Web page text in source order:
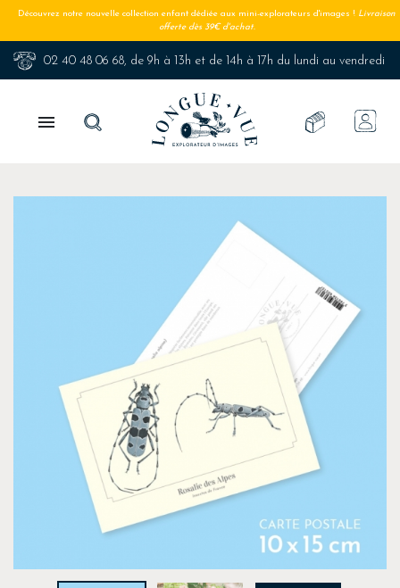
Découvrez notre nouvelle collection enfant dédiée aux mini-explorateurs d'images ! Livraison
offerte dès 39€ d'achat.
02 40 48 06 68, de 9h à 13h et de 14h à 17h du lundi au vendredi
